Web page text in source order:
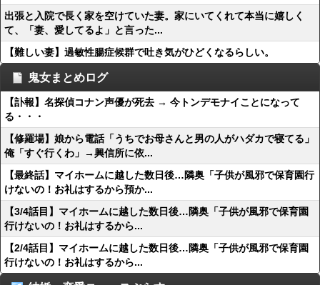
出張と入院で長く家を空けていた妻。家にいてくれて本当に嬉しく
て、「妻、愛してるよ」と言った...
【難しい妻】過敏性腸症候群で吐き気がひどくなるらしい。
鬼女まとめログ
【訃報】名探偵コナン声優が死去 → 今トンデモナイことになって
る・・・
【修羅場】娘から電話「うちでお母さんと男の人がハダカで寝てる」
俺「すぐ行くわ」→興信所に依...
【最終話】マイホームに越した数日後…隣奥「子供が風邪で保育園行
けないの！お礼はするから預か...
【3/4話目】マイホームに越した数日後…隣奥「子供が風邪で保育園
行けないの！お礼はするから...
【2/4話目】マイホームに越した数日後…隣奥「子供が風邪で保育園
行けないの！お礼はするから...